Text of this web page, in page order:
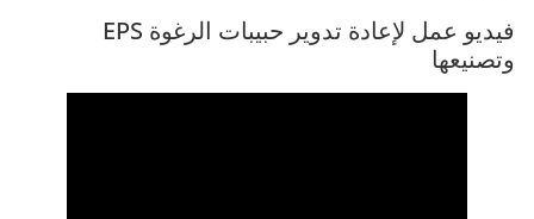
فيديو عمل لإعادة تدوير حبيبات الرغوة EPS
وتصنيعها